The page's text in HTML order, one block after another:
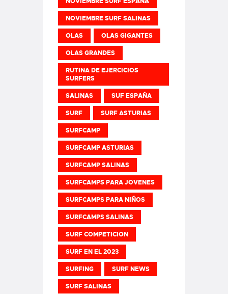
NOVIEMBRE SURF SALINAS
OLAS OLAS GIGANTES
OLAS GRANDES
RUTINA DE EJERCICIOS
SURFERS
SALINAS SUF ESPAÑA
SURF SURF ASTURIAS
SURFCAMP
SURFCAMP ASTURIAS
SURFCAMP SALINAS
SURFCAMPS PARA JOVENES
SURFCAMPS PARA NIÑOS
SURFCAMPS SALINAS
SURF COMPETICION
SURF EN EL 2023
SURFING SURF NEWS
SURF SALINAS